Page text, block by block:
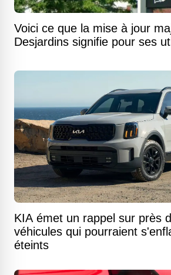
Voici ce que la mise à jour
Desjardins signifie pour ses
KIA émet un rappel sur près
véhicules qui pourraient
éteints